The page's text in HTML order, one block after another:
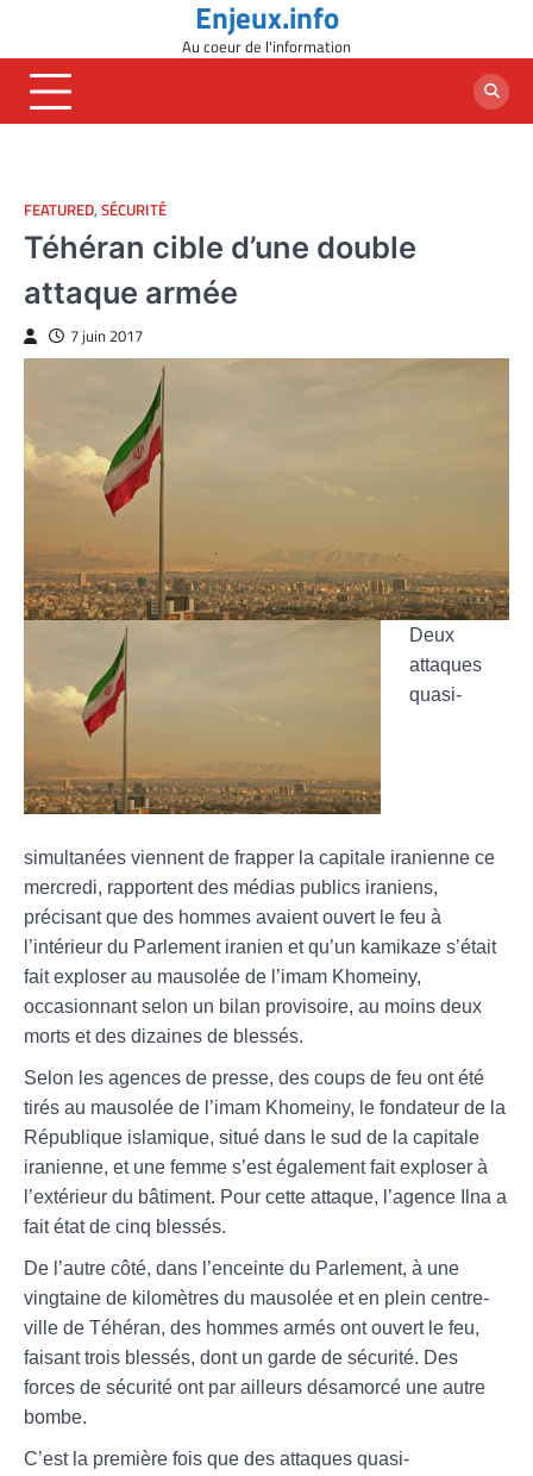
content
Enjeux.info
Au coeur de l'information
FEATURED, SÉCURITÉ
Téhéran cible d’une double
attaque armée
7 juin 2017
Deux
attaques
quasi-
simultanées viennent de frapper la capitale iranienne ce
mercredi, rapportent des médias publics iraniens,
précisant que des hommes avaient ouvert le feu à
l’intérieur du Parlement iranien et qu’un kamikaze s’était
fait exploser au mausolée de l’imam Khomeiny,
occasionnant selon un bilan provisoire, au moins deux
morts et des dizaines de blessés.
Selon les agences de presse, des coups de feu ont été
tirés au mausolée de l’imam Khomeiny, le fondateur de la
République islamique, situé dans le sud de la capitale
iranienne, et une femme s’est également fait exploser à
l’extérieur du bâtiment. Pour cette attaque, l’agence Ilna a
fait état de cinq blessés.
De l’autre côté, dans l’enceinte du Parlement, à une
vingtaine de kilomètres du mausolée et en plein centre-
ville de Téhéran, des hommes armés ont ouvert le feu,
faisant trois blessés, dont un garde de sécurité. Des
forces de sécurité ont par ailleurs désamorcé une autre
bombe.
C’est la première fois que des attaques quasi-